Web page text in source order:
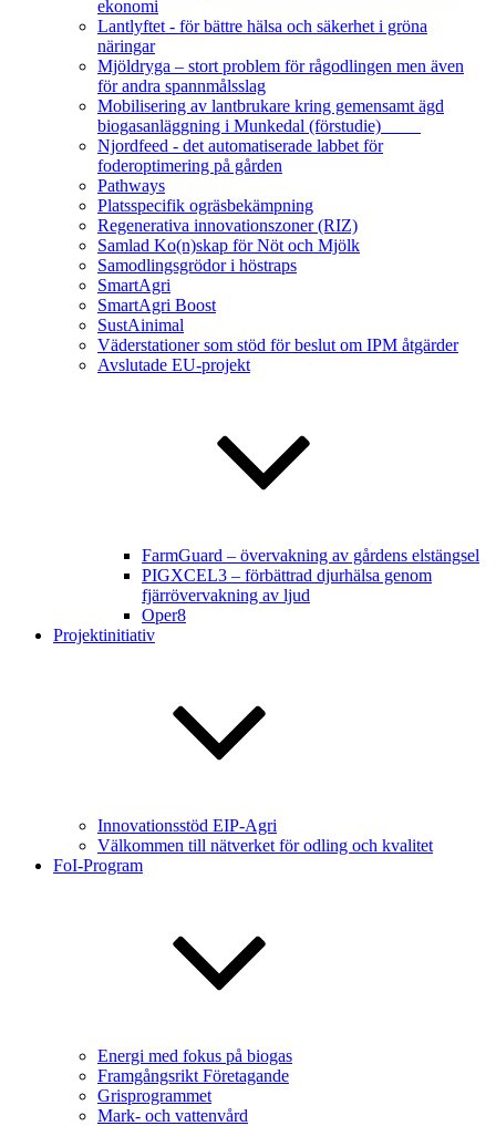
ekonomi
Lantlyftet - för bättre hälsa och säkerhet i gröna
näringar
Mjöldryga – stort problem för rågodlingen men även
för andra spannmålsslag
Mobilisering av lantbrukare kring gemensamt ägd
biogasanläggning i Munkedal (förstudie)
Njordfeed - det automatiserade labbet för
foderoptimering på gården
Pathways
Platsspecifik ogräsbekämpning
Regenerativa innovationszoner (RIZ)
Samlad Ko(n)skap för Nöt och Mjölk
Samodlingsgrödor i höstraps
SmartAgri
SmartAgri Boost
SustAinimal
Väderstationer som stöd för beslut om IPM åtgärder
Avslutade EU-projekt
FarmGuard – övervakning av gårdens elstängsel
PIGXCEL3 – förbättrad djurhälsa genom
fjärrövervakning av ljud
Oper8
Projektinitiativ
Innovationsstöd EIP-Agri
Välkommen till nätverket för odling och kvalitet
FoI-Program
Energi med fokus på biogas
Framgångsrikt Företagande
Grisprogrammet
Mark- och vattenvård